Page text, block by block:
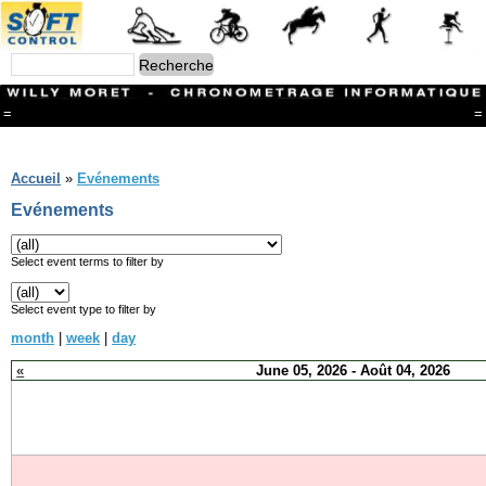
= =
Branches
CONTACT
Ski ALPIN
Triathlon
Ski Nordique
Courses à pieds
Athlétisme
Slalom In-Line
Caisse à savon
Archives
Accueil » Evénements
Evénements
Select event terms to filter by
Select event type to filter by
month | week | day
«
June 05, 2026 - Août 04, 2026